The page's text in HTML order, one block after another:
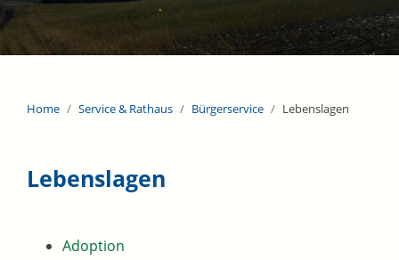
Home Service & Rathaus Bürgerservice Lebenslagen
Lebenslagen
Adoption